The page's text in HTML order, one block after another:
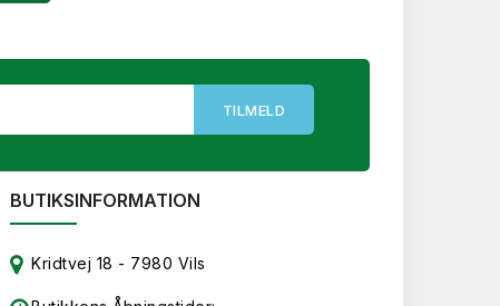
BUTIKSINFORMATION
Kridtvej 18 - 7980 Vils